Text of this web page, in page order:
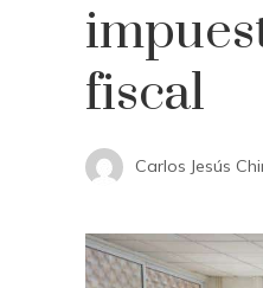
fiscal
Carlos Jesús